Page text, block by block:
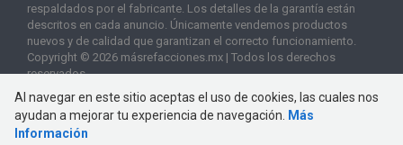
respaldados por el fabricante. Los detalles de la garantía están
descritos en cada anuncio. Únicamente vendemos productos
nuevos y de calidad que garantizan el correcto funcionamiento.
Copyright © 2026 másrefacciones.mx | Todos los derechos
reservados
Al navegar en este sitio aceptas el uso de cookies, las cuales nos
ayudan a mejorar tu experiencia de navegación.
Más
Información